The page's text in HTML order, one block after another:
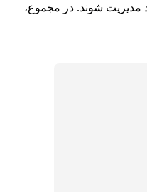
مدیریت شوند. در مجموع،